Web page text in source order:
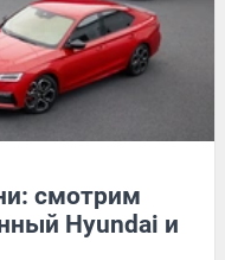
смотрим
Hyundai и